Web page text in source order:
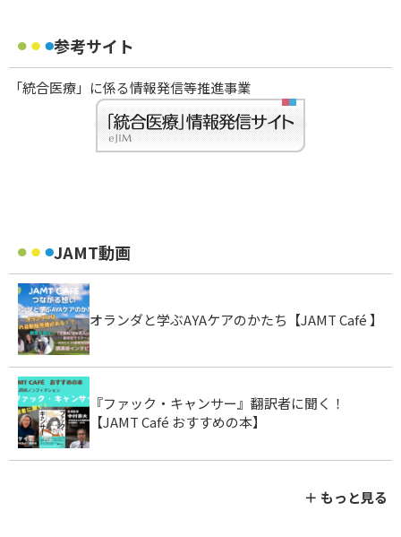
参考サイト
「統合医療」に係る情報発信等推進事業
JAMT動画
オランダと学ぶAYAケアのかたち【JAMT Café 】
『ファック・キャンサー』翻訳者に聞く！
【JAMT Café おすすめの本】
＋ もっと見る